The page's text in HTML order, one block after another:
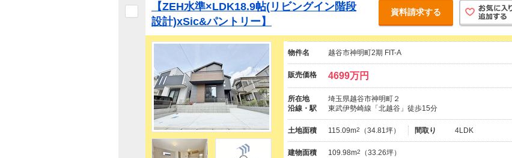
【ZEH水準×LDK18.9帖(リビングイン階段
設計)xSic&パントリー】
資料請求する
物件名 越谷市神明町2期 FIT-A
販売価格 4699万円
所在地
埼玉県越谷市神明町２
沿線・駅
東武伊勢崎線「北越谷」徒歩15分
土地面積 115.09m2 （34.81坪） 間取り 4LDK
建物面積 109.98m2 （33.26坪）